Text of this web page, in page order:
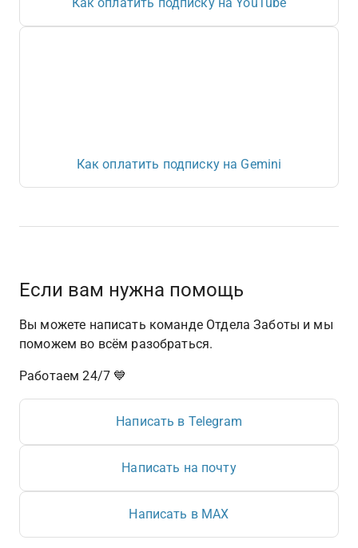
Как оплатить подписку на Gemini
Если вам нужна помощь
Вы можете написать команде Отдела Заботы и мы
поможем во всём разобраться.
Работаем 24/7 💙
Написать в Telegram
Написать на почту
Написать в MAX